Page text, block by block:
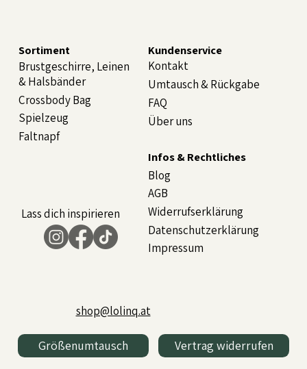
Sortiment
Brustgeschirre, Leinen
& Halsbänder
Crossbody Bag
Spielzeug
Faltnapf
Kundenservice
Kontakt
Über uns
Umtausch & Rückgabe
FAQ
shop@lolinq.at
Größenumtausch Vertrag widerrufen
Infos & Rechtliches
Blog
AGB
Widerrufserklärung
Datenschutzerklärung
Impressum
Lass dich inspirieren